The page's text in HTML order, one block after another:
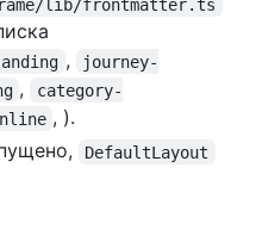
lib/frontmatter.ts
,
journey-
,
category-
, ).
DefaultLayout